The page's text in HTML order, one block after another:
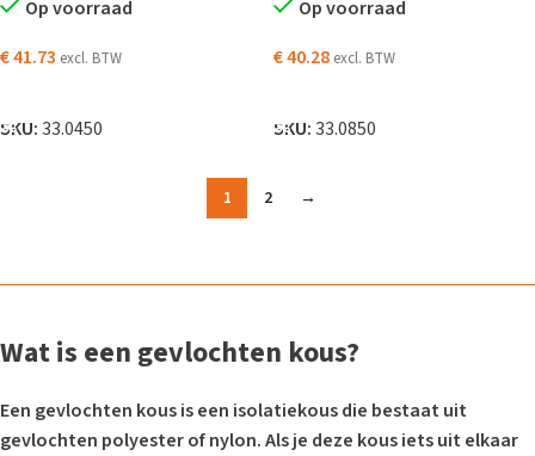
Op voorraad
€41.73 excl. BTW
SKU:33.0450
Op voorraad
€40.28 excl. BTW
SKU:33.0850
1 2 →
Wat is een gevlochten kous?
Een gevlochten kous is een isolatiekous die bestaat uit
gevlochten polyester of nylon. Als je deze kous iets uit elkaar